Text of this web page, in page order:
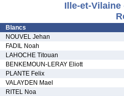
Ille-et-
Blancs
NOUVEL Jehan
FADIL Noah
LAHOCHE Titouan
BENKEMOUN-LERAY Eliott
PLANTE Felix
VALAYDEN Mael
RITEL Noa